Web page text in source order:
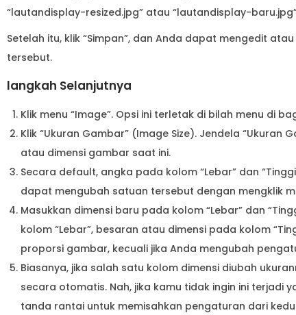
“lautandisplay-resized.jpg” atau “lautandisplay-
Setelah itu, klik “Simpan”, dan Anda dapat mengedit
tersebut.
langkah Selanjutnya
Klik menu “Image”. Opsi ini terletak di bilah menu di
Klik “Ukuran Gambar” (Image Size). Jendela
atau dimensi gambar saat ini.
Secara default, angka pada kolom “Lebar” dan
dapat mengubah satuan tersebut dengan mengklik
Masukkan dimensi baru pada kolom “Lebar” dan
kolom “Lebar”, besaran atau dimensi pada kolom
proporsi gambar, kecuali jika Anda mengubah
Biasanya, jika salah satu kolom dimensi diubah
secara otomatis. Nah, jika kamu tidak ingin ini terjadi
tanda rantai untuk memisahkan pengaturan dari